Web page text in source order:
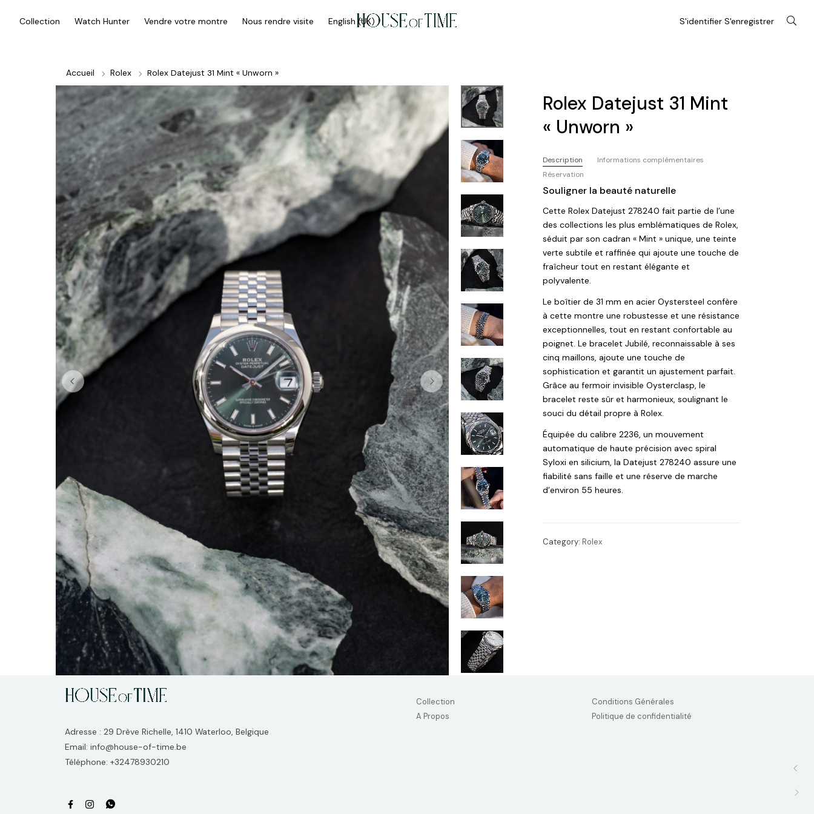
S'identifier S'enregistrer
Collection Watch Hunter Vendre votre montre Nous rendre visite English (UK)
Accueil Rolex Rolex Datejust 31 Mint « Unworn »
Rolex Datejust 31 Mint
« Unworn »
Description
Informations complémentaires
Réservation
Souligner la beauté naturelle
Cette Rolex Datejust 278240 fait partie de l’une
des collections les plus emblématiques de Rolex,
séduit par son cadran « Mint » unique, une teinte
verte subtile et raffinée qui ajoute une touche de
fraîcheur tout en restant élégante et
polyvalente.
Le boîtier de 31 mm en acier Oystersteel confère
à cette montre une robustesse et une résistance
exceptionnelles, tout en restant confortable au
poignet. Le bracelet Jubilé, reconnaissable à ses
cinq maillons, ajoute une touche de
sophistication et garantit un ajustement parfait.
Grâce au fermoir invisible Oysterclasp, le
bracelet reste sûr et harmonieux, soulignant le
souci du détail propre à Rolex.
Équipée du calibre 2236, un mouvement
automatique de haute précision avec spiral
Syloxi en silicium, la Datejust 278240 assure une
fiabilité sans faille et une réserve de marche
d’environ 55 heures.
Category: Rolex
Adresse : 29 Drève Richelle, 1410 Waterloo, Belgique
Email: info@house-of-time.be
Téléphone: +32478930210
Collection
A Propos
Conditions Générales
Politique de confidentialité